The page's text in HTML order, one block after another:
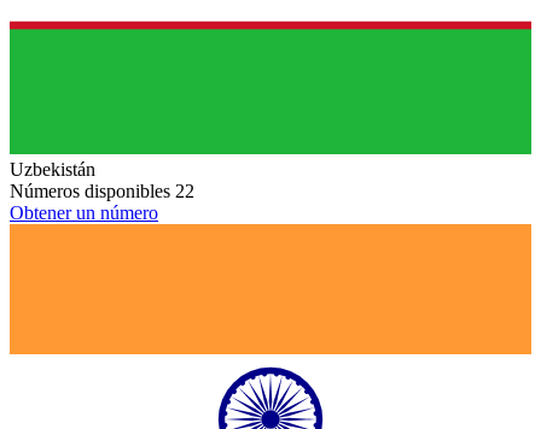
Uzbekistán
Números disponibles 22
Obtener un número